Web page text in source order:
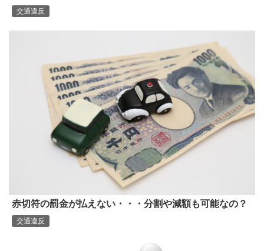
交通違反
赤切符の罰金が払えない・・・分割や減額も可能なの？
交通違反